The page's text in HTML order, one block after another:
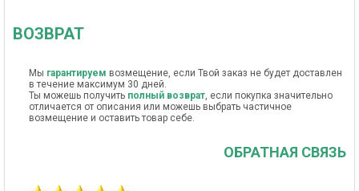
ВОЗВРАТ
Мы гарантируем возмещение, если Твой заказ не будет доставлен
в течение максимум 30 дней.
Ты можешь получить полный возврат, если покупка значительно
отличается от описания или можешь выбрать частичное
возмещение и оставить товар себе.
ОБРАТНАЯ СВЯЗЬ